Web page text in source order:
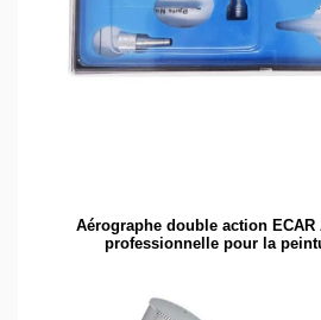
Aérographe double action ECAR
professionnelle pour la